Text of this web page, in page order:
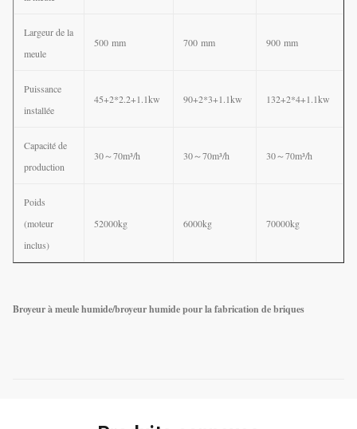
Largeur de la
meule
500 mm 700 mm 900 mm
Puissance
installée
45+2*2.2+1.1kw 90+2*3+1.1kw 132+2*4+1.1kw
Capacité de
production
30～70m³/h 30～70m³/h 30～70m³/h
Poids
(moteur
inclus)
52000kg 6000kg 70000kg
Broyeur à meule humide/broyeur humide pour la fabrication de briques